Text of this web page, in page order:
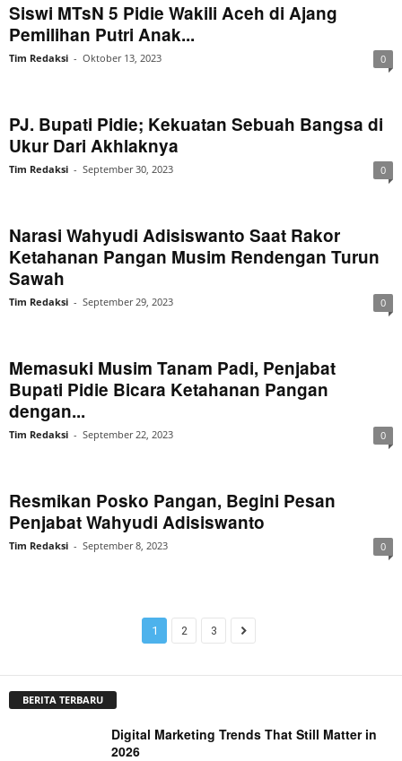
Siswi MTsN 5 Pidie Wakili Aceh di Ajang
Pemilihan Putri Anak...
Tim Redaksi - Oktober 13, 2023 0
PJ. Bupati Pidie; Kekuatan Sebuah Bangsa di
Ukur Dari Akhlaknya
Tim Redaksi - September 30, 2023 0
Narasi Wahyudi Adisiswanto Saat Rakor
Ketahanan Pangan Musim Rendengan Turun
Sawah
Tim Redaksi - September 29, 2023 0
Memasuki Musim Tanam Padi, Penjabat
Bupati Pidie Bicara Ketahanan Pangan
dengan...
Tim Redaksi - September 22, 2023 0
Resmikan Posko Pangan, Begini Pesan
Penjabat Wahyudi Adisiswanto
Tim Redaksi - September 8, 2023 0
1 2 3
BERITA TERBARU
Digital Marketing Trends That Still Matter in
2026